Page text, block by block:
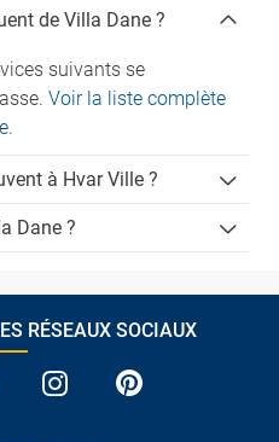
de Villa Dane ?
suivants se
Voir la liste complète
.
à Hvar Ville ?
Dane ?
RÉSEAUX SOCIAUX